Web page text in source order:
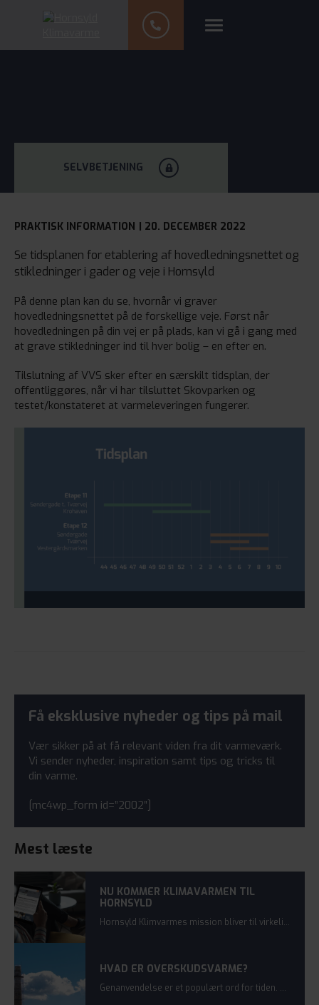
SELVBETJENING
PRAKTISK INFORMATION | 20. DECEMBER 2022
Se tidsplanen for etablering af hovedledningsnettet og
stikledninger i gader og veje i Hornsyld
På denne plan kan du se, hvornår vi graver
hovedledningsnettet på de forskellige veje. Først når
hovedledningen på din vej er på plads, kan vi gå i gang med
at grave stikledninger ind til hver bolig – en efter en.
Tilslutning af VVS sker efter en særskilt tidsplan, der
offentliggøres, når vi har tilsluttet Skovparken og
testet/konstateret at varmeleveringen fungerer.
Få eksklusive nyheder og tips på mail
Vær sikker på at få relevant viden fra dit varmeværk.
Vi sender nyheder, inspiration samt tips og tricks til
din varme.
[mc4wp_form id=”2002″]
Mest læste
NU KOMMER KLIMAVARMEN TIL
HORNSYLD
Hornsyld Klimvarmes mission bliver til virkelighed. Et grønt stempel fra kommunen, overvældende tilslutning og en enig bestyrelse betyder, at det første spadestik bliver sat i jorden inden sommerferien.
HVAD ER OVERSKUDSVARME?
Genanvendelse er et populært ord for tiden. Og det er også princippet med overskudsvarme, som bliver et omdrejningspunkt hos Hornsyld Klimavarme.